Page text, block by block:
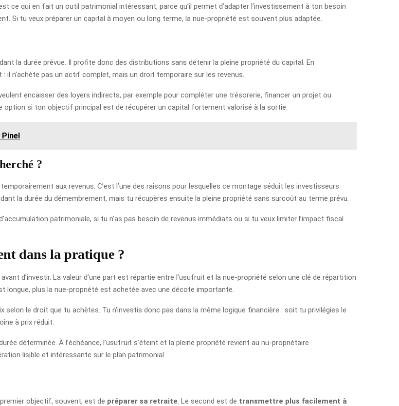
ce qui en fait un outil patrimonial intéressant, parce qu’il permet d’adapter l’investissement à ton besoin
Si tu veux préparer un capital à moyen ou long terme, la nue-propriété est souvent plus adaptée.
la durée prévue. Il profite donc des distributions sans détenir la pleine propriété du capital. En
n’achète pas un actif complet, mais un droit temporaire sur les revenus.
encaisser des loyers indirects, par exemple pour compléter une trésorerie, financer un projet ou
option si ton objectif principal est de récupérer un capital fortement valorisé à la sortie.
Pinel
?
aux revenus. C’est l’une des raisons pour lesquelles ce montage séduit les investisseurs
la durée du démembrement, mais tu récupères ensuite la pleine propriété sans surcoût au terme prévu.
patrimoniale, si tu n’as pas besoin de revenus immédiats ou si tu veux limiter l’impact fiscal
dans la pratique ?
d’investir. La valeur d’une part est répartie entre l’usufruit et la nue-propriété selon une clé de répartition
longue, plus la nue-propriété est achetée avec une décote importante.
selon le droit que tu achètes. Tu n’investis donc pas dans la même logique financière : soit tu privilégies le
à prix réduit.
déterminée. À l’échéance, l’usufruit s’éteint et la pleine propriété revient au nu-propriétaire
lisible et intéressante sur le plan patrimonial.
objectif, souvent, est de préparer sa retraite . Le second est de transmettre plus facilement à